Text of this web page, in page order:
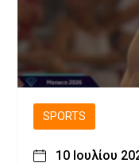
SPORTS
10 Ιουλίου